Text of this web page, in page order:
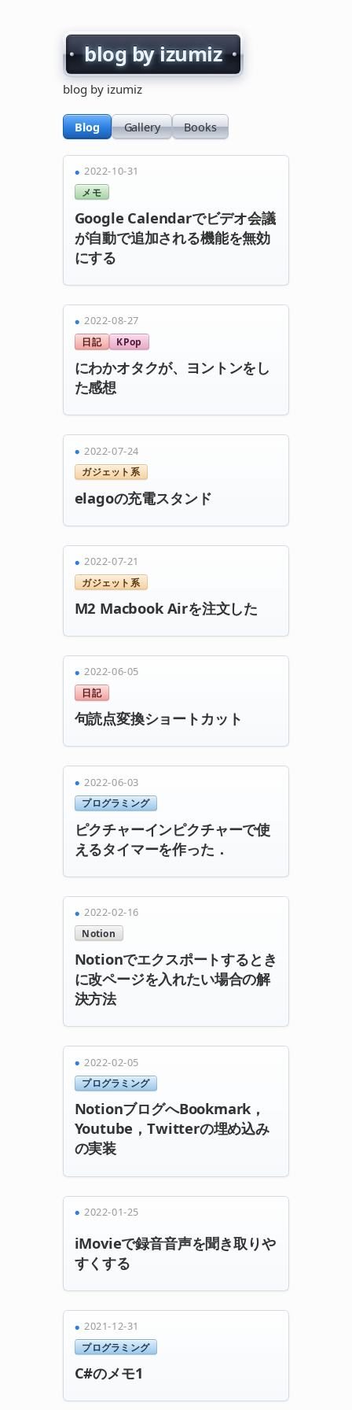
blog by izumiz
blog by izumiz
Blog Gallery Books
2022-10-31
メモ
Google Calendarでビデオ会議
が自動で追加される機能を無効
にする
2022-08-27
日記 KPop
にわかオタクが、ヨントンをし
た感想
2022-07-24
ガジェット系
elagoの充電スタンド
2022-07-21
ガジェット系
M2 Macbook Airを注文した
2022-06-05
日記
句読点変換ショートカット
2022-06-03
プログラミング
ピクチャーインピクチャーで使
えるタイマーを作った．
2022-02-16
Notion
Notionでエクスポートするとき
に改ページを入れたい場合の解
決方法
2022-02-05
プログラミング
NotionブログへBookmark，
Youtube，Twitterの埋め込み
の実装
2022-01-25
iMovieで録音音声を聞き取りや
すくする
2021-12-31
プログラミング
C#のメモ1